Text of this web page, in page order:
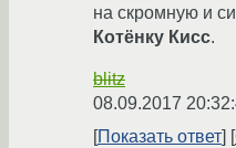
на скромную и
Котёнку Кисс.
blitz
08.09.2017
Показать ответ